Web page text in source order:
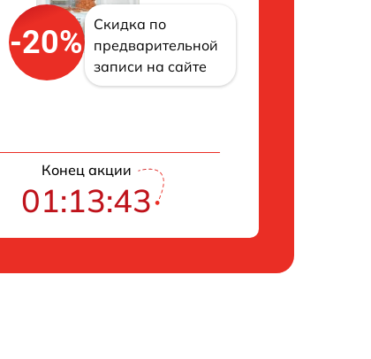
-20%
Скидка по
предварительной
записи на сайте
Конец акции
01:13:43